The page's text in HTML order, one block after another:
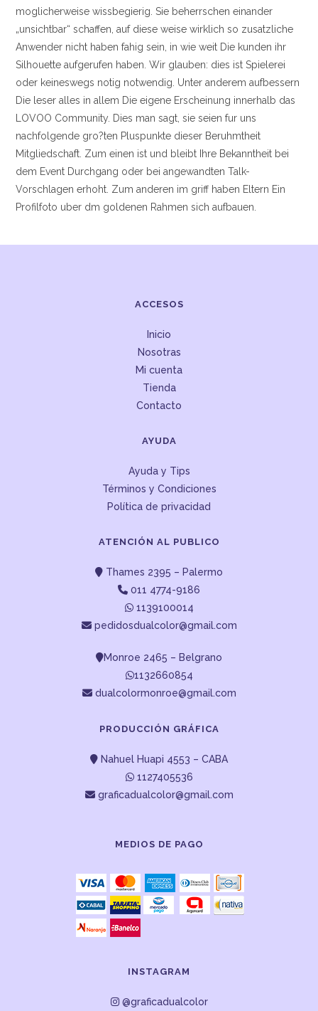
moglicherweise wissbegierig. Sie beherrschen einander
„unsichtbar“ schaffen, auf diese weise wirklich so zusatzliche
Anwender nicht haben fahig sein, in wie weit Die kunden ihr
Silhouette aufgerufen haben. Wir glauben: dies ist Spielerei
oder keineswegs notig notwendig. Unter anderem aufbessern
Die leser alles in allem Die eigene Erscheinung innerhalb das
LOVOO Community. Dies man sagt, sie seien fur uns
nachfolgende gro?ten Pluspunkte dieser Beruhmtheit
Mitgliedschaft. Zum einen ist und bleibt Ihre Bekanntheit bei
dem Event Durchgang oder bei angewandten Talk-
Vorschlagen erhoht. Zum anderen im griff haben Eltern Ein
Profilfoto uber dm goldenen Rahmen sich aufbauen.
ACCESOS
Inicio
Nosotras
Mi cuenta
Tienda
Contacto
AYUDA
Ayuda y Tips
Términos y Condiciones
Política de privacidad
ATENCIÓN AL PUBLICO
Thames 2395 – Palermo
011 4774-9186
1139100014
pedidosdualcolor@gmail.com
Monroe 2465 – Belgrano
1132660854
dualcolormonroe@gmail.com
PRODUCCIÓN GRÁFICA
Nahuel Huapi 4553 – CABA
1127405536
graficadualcolor@gmail.com
MEDIOS DE PAGO
INSTAGRAM
@graficadualcolor